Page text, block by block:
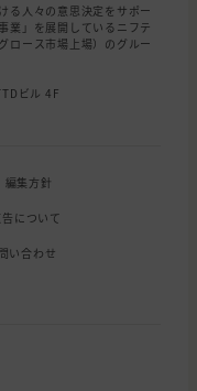
る人々の意思決定をサポー
業」を展開しているニフテ
ロース市場上場）のグルー
ビル 4F
編集方針
について
い合わせ